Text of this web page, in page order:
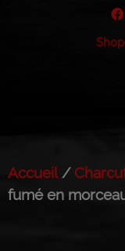
Shop
Accueil/
fumé en